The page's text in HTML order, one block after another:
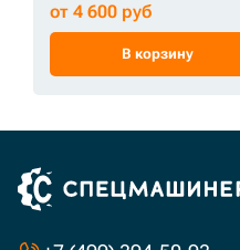
от 4 600 руб
В корзину